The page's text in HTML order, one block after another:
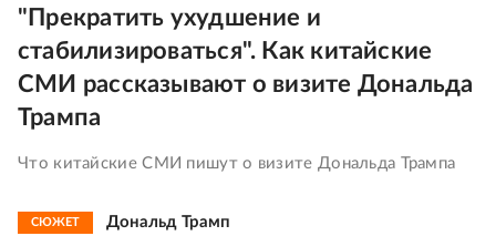
"Прекратить ухудшение и
стабилизироваться". Как китайские
СМИ рассказывают о визите Дональда
Трампа
Что китайские СМИ пишут о визите Дональда Трампа
СЮЖЕТ Дональд Трамп